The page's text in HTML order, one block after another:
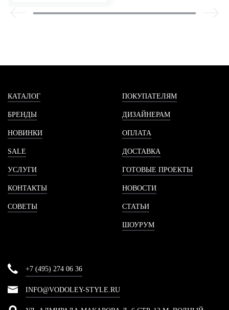
КАТАЛОГ
БРЕНДЫ
НОВИНКИ
SALE
УСЛУГИ
КОНТАКТЫ
СОВЕТЫ
ПОКУПАТЕЛЯМ
ДИЗАЙНЕРАМ
ОПЛАТА
ДОСТАВКА
ГОТОВЫЕ ПРОЕКТЫ
НОВОСТИ
СТАТЬИ
ШОУРУМ
+7 (495) 274 06 36
INFO@VODOLEY-STYLE.RU